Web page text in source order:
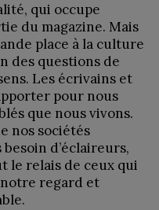
qui occupe
du magazine. Mais
place à la culture
des questions de
Les écrivains et
pour nous
que nous vivons.
nos sociétés
d’éclaireurs,
le relais de ceux qui
regard et